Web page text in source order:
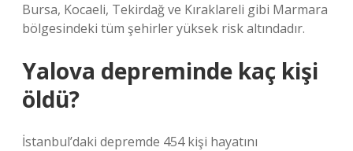
Bursa, Kocaeli, Tekirdağ ve Kıraklareli gibi Marmara
bölgesindeki tüm şehirler yüksek risk altındadır.
Yalova depreminde kaç kişi
öldü?
İstanbul’daki depremde 454 kişi hayatını